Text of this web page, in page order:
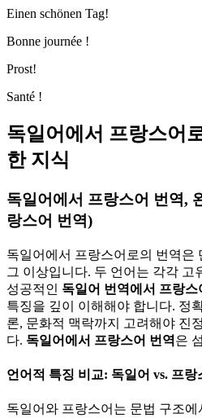
Einen schönen Tag!
Bonne journée !
Prost!
Santé !
독일어에서 프랑스어
한 지식
독일어에서 프랑스어 번역,
랑스어 번역)
독일어에서 프랑스어로의 번역은
그 이상입니다. 두 언어는 각각 고
성공적인 독일어 번역에서 프랑스
특징을 깊이 이해해야 합니다. 정
론, 문화적 맥락까지 고려해야 진
다. 독일어에서 프랑스어 번역은
언어적 특징 비교: 독일어 vs. 프랑
독일어와 프랑스어는 문법 구조